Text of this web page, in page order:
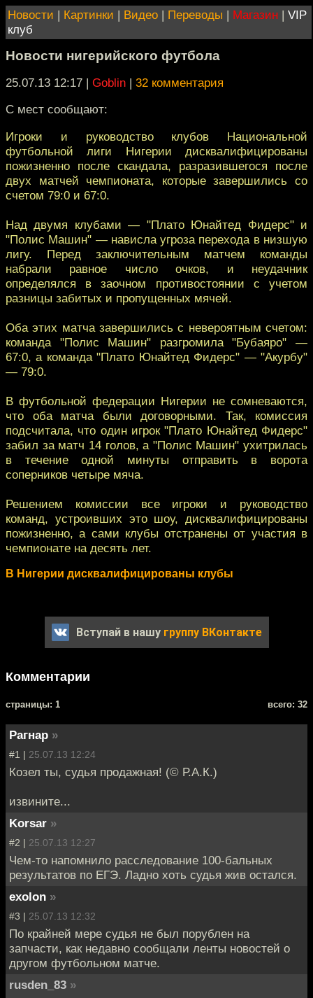
Новости | Картинки | Видео | Переводы | Магазин | VIP
клуб
Новости нигерийского футбола
25.07.13 12:17 | Goblin | 32 комментария
С мест сообщают:
Игроки и руководство клубов Национальной
футбольной лиги Нигерии дисквалифицированы
пожизненно после скандала, разразившегося после
двух матчей чемпионата, которые завершились со
счетом 79:0 и 67:0.
Над двумя клубами — "Плато Юнайтед Фидерс" и
"Полис Машин" — нависла угроза перехода в низшую
лигу. Перед заключительным матчем команды
набрали равное число очков, и неудачник
определялся в заочном противостоянии с учетом
разницы забитых и пропущенных мячей.
Оба этих матча завершились с невероятным счетом:
команда "Полис Машин" разгромила "Бубаяро" —
67:0, а команда "Плато Юнайтед Фидерс" — "Акурбу"
— 79:0.
В футбольной федерации Нигерии не сомневаются,
что оба матча были договорными. Так, комиссия
подсчитала, что один игрок "Плато Юнайтед Фидерс"
забил за матч 14 голов, а "Полис Машин" ухитрилась
в течение одной минуты отправить в ворота
соперников четыре мяча.
Решением комиссии все игроки и руководство
команд, устроивших это шоу, дисквалифицированы
пожизненно, а сами клубы отстранены от участия в
чемпионате на десять лет.
В Нигерии дисквалифицированы клубы
Вступай в нашу группу ВКонтакте
Комментарии
cтраницы: 1 всего: 32
Рагнар »
#1 | 25.07.13 12:24
Козел ты, судья продажная! (© Р.А.К.)
извините...
Korsar »
#2 | 25.07.13 12:27
Чем-то напомнило расследование 100-бальных
результатов по ЕГЭ. Ладно хоть судья жив остался.
exolon »
#3 | 25.07.13 12:32
По крайней мере судья не был порублен на
запчасти, как недавно сообщали ленты новостей о
другом футбольном матче.
rusden_83 »